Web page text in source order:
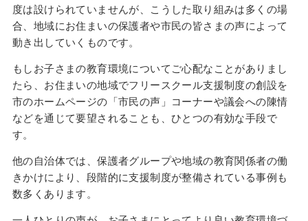
度は設けられていませんが、こうした取り組みは多くの場
合、地域にお住まいの保護者や市民の皆さまの声によって
動き出していくものです。
もしお子さまの教育環境についてご心配なことがありまし
たら、お住まいの地域でフリースクール支援制度の創設を
市のホームページの「市民の声」コーナーや議会への陳情
などを通じて要望されることも、ひとつの有効な手段で
す。
他の自治体では、保護者グループや地域の教育関係者の働
きかけにより、段階的に支援制度が整備されている事例も
数多くあります。